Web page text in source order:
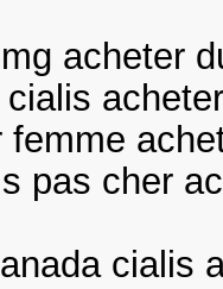
acheter
pas cher
cialis